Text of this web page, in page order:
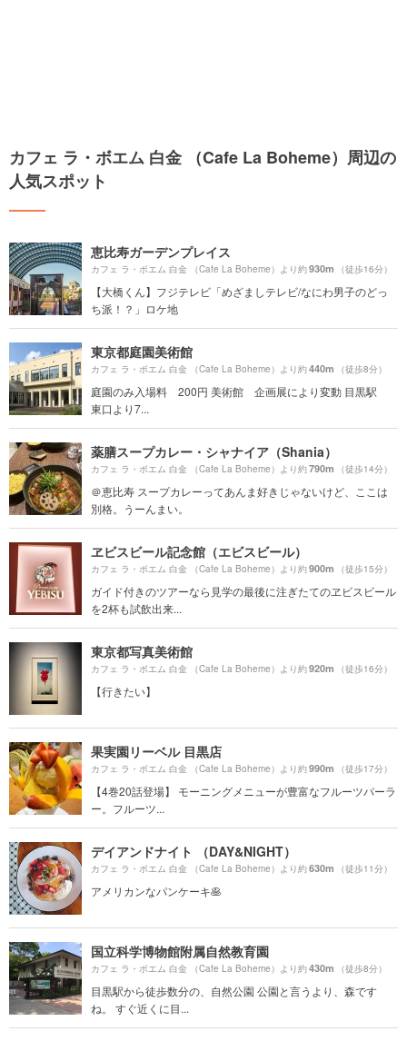
カフェ ラ・ボエム 白金 （Cafe La Boheme）周辺の
人気スポット
恵比寿ガーデンプレイス
カフェ ラ・ボエム 白金 （Cafe La Boheme）より約930m （徒歩16分）
【大橋くん】フジテレビ「めざましテレビ/なにわ男子のどっ
ち派！？」ロケ地
東京都庭園美術館
カフェ ラ・ボエム 白金 （Cafe La Boheme）より約440m （徒歩8分）
庭園のみ入場料 200円 美術館 企画展により変動 目黒駅
東口より7...
薬膳スープカレー・シャナイア（Shania）
カフェ ラ・ボエム 白金 （Cafe La Boheme）より約790m （徒歩14分）
＠恵比寿 スープカレーってあんま好きじゃないけど、ここは
別格。うーんまい。
ヱビスビール記念館（エビスビール）
カフェ ラ・ボエム 白金 （Cafe La Boheme）より約900m （徒歩15分）
ガイド付きのツアーなら見学の最後に注ぎたてのヱビスビール
を2杯も試飲出来...
東京都写真美術館
カフェ ラ・ボエム 白金 （Cafe La Boheme）より約920m （徒歩16分）
【行きたい】
果実園リーベル 目黒店
カフェ ラ・ボエム 白金 （Cafe La Boheme）より約990m （徒歩17分）
【4巻20話登場】 モーニングメニューが豊富なフルーツパーラ
ー。フルーツ...
デイアンドナイト （DAY&NIGHT）
カフェ ラ・ボエム 白金 （Cafe La Boheme）より約630m （徒歩11分）
アメリカンなパンケーキ🥞
国立科学博物館附属自然教育園
カフェ ラ・ボエム 白金 （Cafe La Boheme）より約430m （徒歩8分）
目黒駅から徒歩数分の、自然公園 公園と言うより、森です
ね。 すぐ近くに目...